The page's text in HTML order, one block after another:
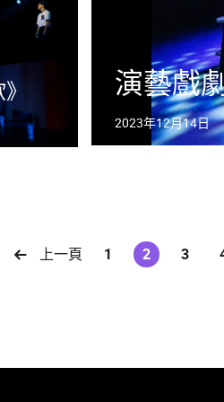
演藝戲
2023年12月14日
上一頁 1 2
(current)
3